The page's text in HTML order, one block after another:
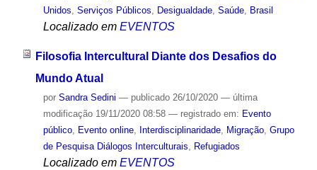
Unidos Serviços Públicos Desigualdade, Saúde, Brasil
Localizado em EVENTOS
Filosofia Intercultural Diante dos Desafios do
Mundo Atual
por Sandra Sedini — publicado26/10/2020 — última
modificação19/11/2020 08:58 — registrado em: Evento
público, Evento online, Interdisciplinaridade, Migração, Grupo
de Pesquisa Diálogos Interculturais, Refugiados
Localizado em EVENTOS